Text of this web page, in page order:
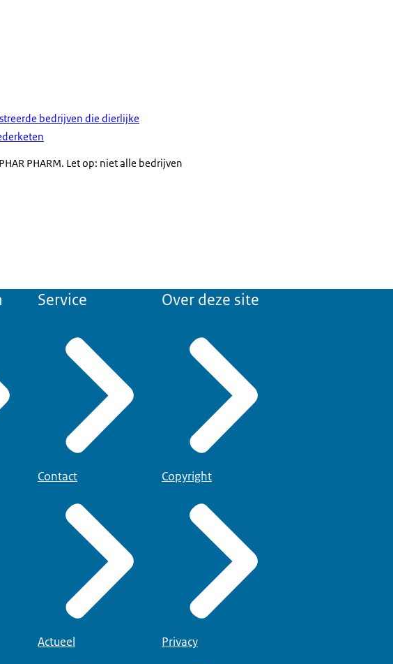
bedrijven die dierlijke
PHARM. Let op: niet alle bedrijven
Service
Contact
Actueel
Over deze site
Copyright
Privacy